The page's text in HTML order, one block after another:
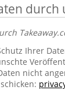
Ihrer
nicht